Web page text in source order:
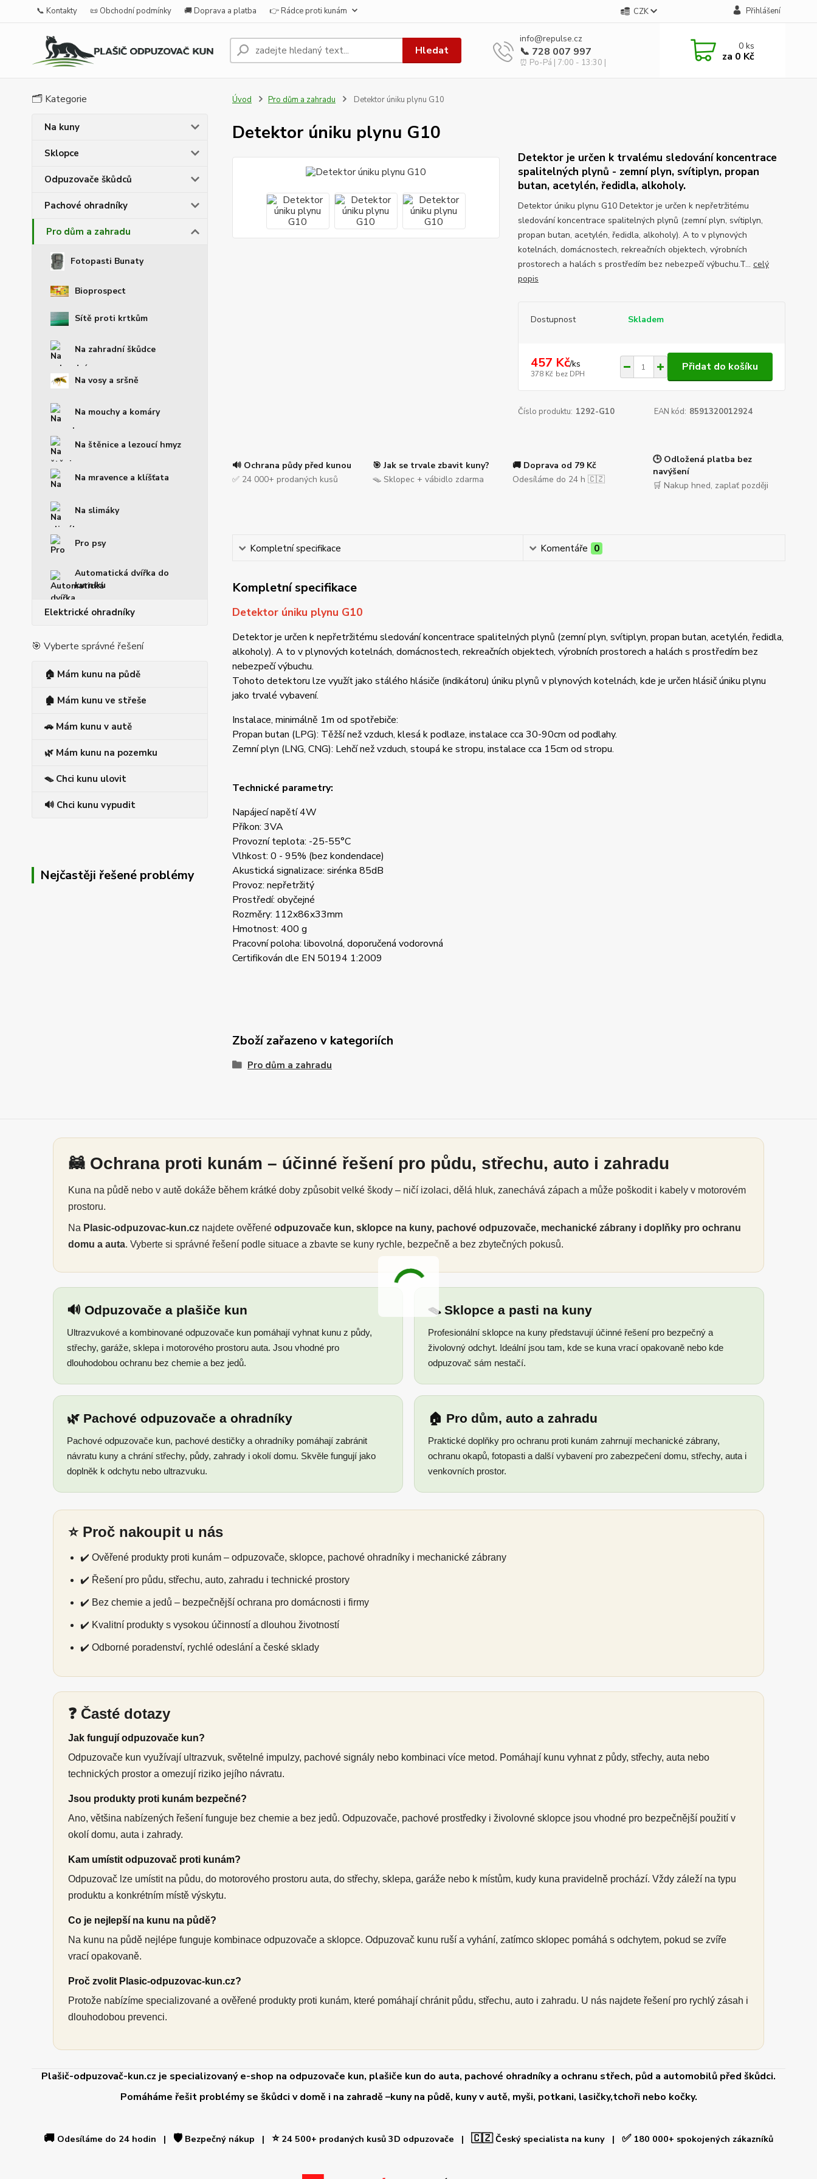
📞 Kontakty 📜 Obchodní podmínky 🚚 Doprava a platba 👉 Rádce proti kunám CZK Přihlášení
Hledat
info@repulse.cz
📞 728 007 997
⏰ Po-Pá | 7:00 - 13:30 |
0ks
za 0 Kč
🗂️ Kategorie
Na kuny
Sklopce
Odpuzovače škůdců
Pachové ohradníky
Pro dům a zahradu
Fotopasti Bunaty
Bioprospect
Sítě proti krtkům
Na zahradní škůdce
Na vosy a sršně
Na mouchy a komáry
Na štěnice a lezoucí hmyz
Na mravence a klíšťata
Na slimáky
Pro psy
Automatická dvířka do
kurníku
Elektrické ohradníky
🎯 Vyberte správné řešení
🏠 Mám kunu na půdě
🏚️ Mám kunu ve střeše
🚗 Mám kunu v autě
🌿 Mám kunu na pozemku
🪤 Chci kunu ulovit
🔊 Chci kunu vypudit
Nejčastěji řešené problémy
Úvod Pro dům a zahradu Detektor úniku plynu G10
Detektor úniku plynu G10
Detektor je určen k trvalému sledování koncentrace
spalitelných plynů - zemní plyn, svítiplyn, propan
butan, acetylén, ředidla, alkoholy.
Detektor úniku plynu G10 Detektor je určen k nepřetržitému
sledování koncentrace spalitelných plynů (zemní plyn, svítiplyn,
propan butan, acetylén, ředidla, alkoholy). A to v plynových
kotelnách, domácnostech, rekreačních objektech, výrobních
prostorech a halách s prostředím bez nebezpečí výbuchu.T... celý
popis
Dostupnost Skladem
457 Kč/ks
378 Kč bez DPH
Přidat do košíku
Číslo produktu: 1292-G10 EAN kód: 8591320012924
🔊 Ochrana půdy před kunou
✅ 24 000+ prodaných kusů
🎯 Jak se trvale zbavit kuny?
🪤 Sklopec + vábidlo zdarma
🚚 Doprava od 79 Kč
Odesíláme do 24 h 🇨🇿
🕒 Odložená platba bez
navýšení
🛒 Nakup hned, zaplať později
Kompletní specifikace Komentáře 0
Kompletní specifikace
Detektor úniku plynu G10
Detektor je určen k nepřetržitému sledování koncentrace spalitelných plynů (zemní plyn, svítiplyn, propan butan, acetylén, ředidla,
alkoholy). A to v plynových kotelnách, domácnostech, rekreačních objektech, výrobních prostorech a halách s prostředím bez
nebezpečí výbuchu.
Tohoto detektoru lze využít jako stálého hlásiče (indikátoru) úniku plynů v plynových kotelnách, kde je určen hlásič úniku plynu
jako trvalé vybavení.
Instalace, minimálně 1m od spotřebiče:
Propan butan (LPG): Těžší než vzduch, klesá k podlaze, instalace cca 30-90cm od podlahy.
Zemní plyn (LNG, CNG): Lehčí než vzduch, stoupá ke stropu, instalace cca 15cm od stropu.
Technické parametry:
Napájecí napětí 4W
Příkon: 3VA
Provozní teplota: -25-55°C
Vlhkost: 0 - 95% (bez kondendace)
Akustická signalizace: sirénka 85dB
Provoz: nepřetržitý
Prostředí: obyčejné
Rozměry: 112x86x33mm
Hmotnost: 400 g
Pracovní poloha: libovolná, doporučená vodorovná
Certifikován dle EN 50194 1:2009
Zboží zařazeno v kategoriích
Pro dům a zahradu
🦝 Ochrana proti kunám – účinné řešení pro půdu, střechu, auto i zahradu
Kuna na půdě nebo v autě dokáže během krátké doby způsobit velké škody – ničí izolaci, dělá hluk, zanechává zápach a může poškodit i kabely v motorovém
prostoru.
Na Plasic-odpuzovac-kun.cz najdete ověřené odpuzovače kun, sklopce na kuny, pachové odpuzovače, mechanické zábrany i doplňky pro ochranu
domu a auta. Vyberte si správné řešení podle situace a zbavte se kuny rychle, bezpečně a bez zbytečných pokusů.
🔊 Odpuzovače a plašiče kun
Ultrazvukové a kombinované odpuzovače kun pomáhají vyhnat kunu z půdy,
střechy, garáže, sklepa i motorového prostoru auta. Jsou vhodné pro
dlouhodobou ochranu bez chemie a bez jedů.
🪤 Sklopce a pasti na kuny
Profesionální sklopce na kuny představují účinné řešení pro bezpečný a
živolovný odchyt. Ideální jsou tam, kde se kuna vrací opakovaně nebo kde
odpuzovač sám nestačí.
🌿 Pachové odpuzovače a ohradníky
Pachové odpuzovače kun, pachové destičky a ohradníky pomáhají zabránit
návratu kuny a chrání střechy, půdy, zahrady i okolí domu. Skvěle fungují jako
doplněk k odchytu nebo ultrazvuku.
🏠 Pro dům, auto a zahradu
Praktické doplňky pro ochranu proti kunám zahrnují mechanické zábrany,
ochranu okapů, fotopasti a další vybavení pro zabezpečení domu, střechy, auta i
venkovních prostor.
⭐ Proč nakoupit u nás
✔️ Ověřené produkty proti kunám – odpuzovače, sklopce, pachové ohradníky i mechanické zábrany
✔️ Řešení pro půdu, střechu, auto, zahradu i technické prostory
✔️ Bez chemie a jedů – bezpečnější ochrana pro domácnosti i firmy
✔️ Kvalitní produkty s vysokou účinností a dlouhou životností
✔️ Odborné poradenství, rychlé odeslání a české sklady
❓ Časté dotazy
Jak fungují odpuzovače kun?
Odpuzovače kun využívají ultrazvuk, světelné impulzy, pachové signály nebo kombinaci více metod. Pomáhají kunu vyhnat z půdy, střechy, auta nebo
technických prostor a omezují riziko jejího návratu.
Jsou produkty proti kunám bezpečné?
Ano, většina nabízených řešení funguje bez chemie a bez jedů. Odpuzovače, pachové prostředky i živolovné sklopce jsou vhodné pro bezpečnější použití v
okolí domu, auta i zahrady.
Kam umístit odpuzovač proti kunám?
Odpuzovač lze umístit na půdu, do motorového prostoru auta, do střechy, sklepa, garáže nebo k místům, kudy kuna pravidelně prochází. Vždy záleží na typu
produktu a konkrétním místě výskytu.
Co je nejlepší na kunu na půdě?
Na kunu na půdě nejlépe funguje kombinace odpuzovače a sklopce. Odpuzovač kunu ruší a vyhání, zatímco sklopec pomáhá s odchytem, pokud se zvíře
vrací opakovaně.
Proč zvolit Plasic-odpuzovac-kun.cz?
Protože nabízíme specializované a ověřené produkty proti kunám, které pomáhají chránit půdu, střechu, auto i zahradu. U nás najdete řešení pro rychlý zásah i
dlouhodobou prevenci.
Plašič-odpuzovač-kun.cz je specializovaný e-shop na odpuzovače kun, plašiče kun do auta, pachové ohradníky a ochranu střech, půd a automobilů před škůdci.
Pomáháme řešit problémy se škůdci v domě i na zahradě –kuny na půdě, kuny v autě, myši, potkani, lasičky,tchoři nebo kočky.
🚚 Odesíláme do 24 hodin | 🛡️ Bezpečný nákup | ⭐24 500+ prodaných kusů 3D odpuzovače | 🇨🇿Český specialista na kuny | ✅180 000+ spokojených zákazníků